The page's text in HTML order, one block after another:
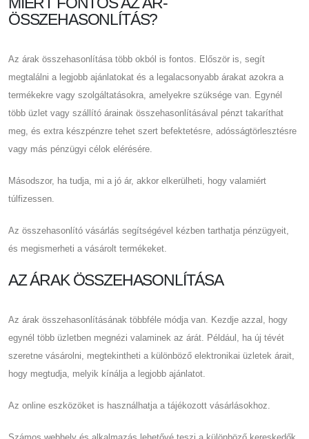
ÖSSZEHASONLÍTÁS?
Az árak összehasonlítása több okból is fontos. Először is, segít
megtalálni a legjobb ajánlatokat és a legalacsonyabb árakat azokra a
termékekre vagy szolgáltatásokra, amelyekre szüksége van. Egynél
több üzlet vagy szállító árainak összehasonlításával pénzt takaríthat
meg, és extra készpénzre tehet szert befektetésre, adósságtörlesztésre
vagy más pénzügyi célok elérésére.
Másodszor, ha tudja, mi a jó ár, akkor elkerülheti, hogy valamiért
túlfizessen.
Az összehasonlító vásárlás segítségével kézben tarthatja pénzügyeit,
és megismerheti a vásárolt termékeket.
AZ ÁRAK ÖSSZEHASONLÍTÁSA
Az árak összehasonlításának többféle módja van. Kezdje azzal, hogy
egynél több üzletben megnézi valaminek az árát. Például, ha új tévét
szeretne vásárolni, megtekintheti a különböző elektronikai üzletek árait,
hogy megtudja, melyik kínálja a legjobb ajánlatot.
Az online eszközöket is használhatja a tájékozott vásárlásokhoz.